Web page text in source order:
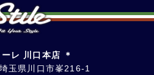
ーレ 川口本店 ＊
玉県川口市峯216-1